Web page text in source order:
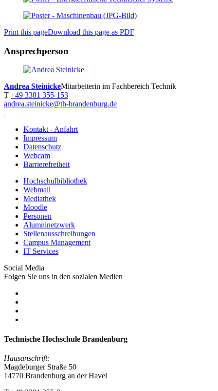
Print this pageDownload this page as PDF
Ansprechperson
Andrea SteinickeMitarbeiterin im Fachbereich Technik
T +49 3381 355-153
andrea.steinicke@th-brandenburg.de
Kontakt - Anfahrt
Impressum
Datenschutz
Webcam
Barrierefreiheit
Hochschulbibliothek
Webmail
Mediathek
Moodle
Personen
Alumninetzwerk
Stellenausschreibungen
Campus Management
IT Services
Social Media
Folgen Sie uns in den sozialen Medien
Technische Hochschule Brandenburg
Hausanschrift:
Magdeburger Straße 50
14770 Brandenburg an der Havel